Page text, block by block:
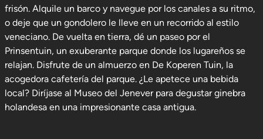
frisón. Alquile un barco y navegue por los canales a su ritmo,
o deje que un gondolero le lleve en un recorrido al estilo
veneciano. De vuelta en tierra, dé un paseo por el
Prinsentuin, un exuberante parque donde los lugareños se
relajan. Disfrute de un almuerzo en De Koperen Tuin, la
acogedora cafetería del parque. ¿Le apetece una bebida
local? Diríjase al Museo del Jenever para degustar ginebra
holandesa en una impresionante casa antigua.